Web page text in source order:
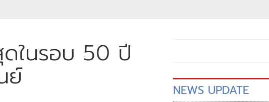
ในรอบ 50 ปี
ย์ NEWS UPDATE